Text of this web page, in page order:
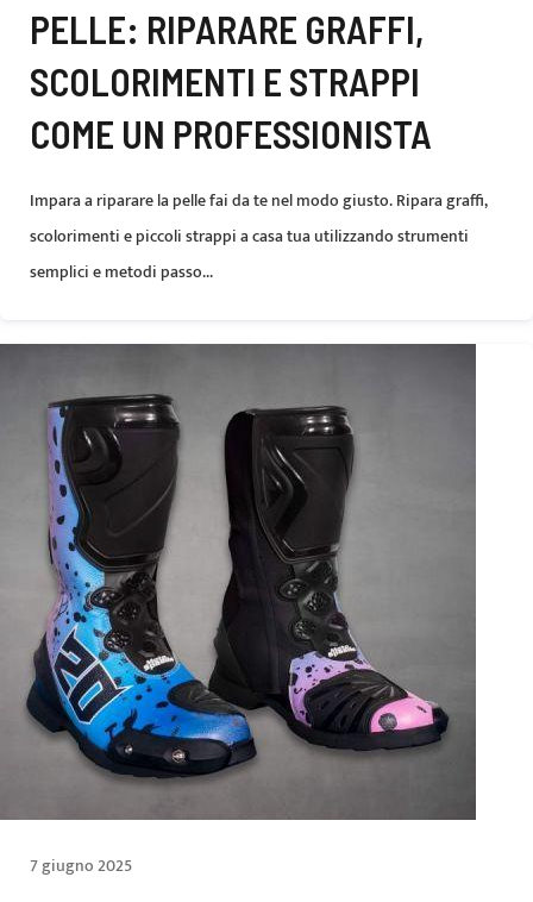
PELLE: RIPARARE GRAFFI,
SCOLORIMENTI E STRAPPI
COME UN PROFESSIONISTA
Impara a riparare la pelle fai da te nel modo giusto. Ripara graffi,
scolorimenti e piccoli strappi a casa tua utilizzando strumenti
semplici e metodi passo...
7 giugno 2025